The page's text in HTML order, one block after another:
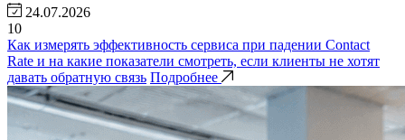
24.07.2026
10
Как измерять эффективность сервиса при падении Contact
Rate и на какие показатели смотреть, если клиенты не хотят
давать обратную связь Подробнее